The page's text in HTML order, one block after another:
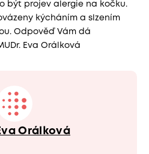
být projev alergie na kočku.
kýcháním a slzením
Odpověď Vám dá
Eva Orálková
Orálková